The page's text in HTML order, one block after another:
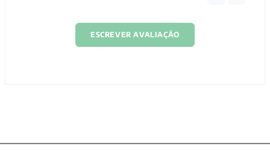
ESCREVER AVALIAÇÃO